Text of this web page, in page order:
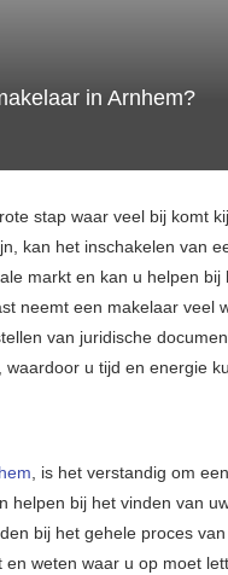
in Arnhem?
stap waar veel bij komt
kan het inschakelen van
markt en kan u helpen
neemt een makelaar veel
van juridische
u tijd en energie
, is het verstandig om
helpen bij het vinden van
bij het gehele proces
weten waar u op moet